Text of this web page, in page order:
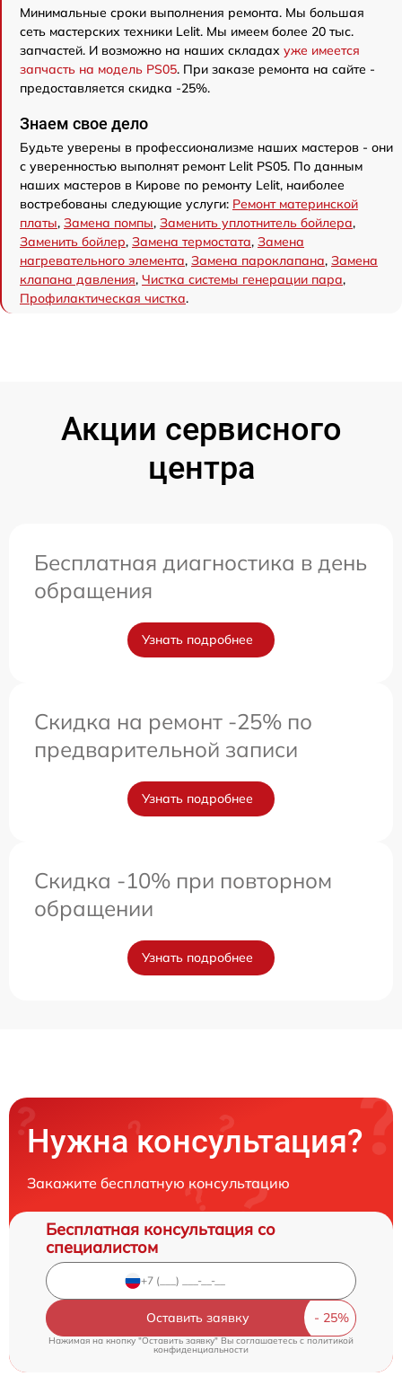
Минимальные сроки выполнения ремонта. Мы большая
сеть мастерских техники Lelit. Мы имеем более 20 тыс.
запчастей. И возможно на наших складах уже имеется
запчасть на модель PS05. При заказе ремонта на сайте -
предоставляется скидка -25%.
Знаем свое дело
Будьте уверены в профессионализме наших мастеров - они
с уверенностью выполнят ремонт Lelit PS05. По данным
наших мастеров в Кирове по ремонту Lelit, наиболее
востребованы следующие услуги: Ремонт материнской
платы, Замена помпы, Заменить уплотнитель бойлера,
Заменить бойлер, Замена термостата, Замена
нагревательного элемента, Замена пароклапана, Замена
клапана давления, Чистка системы генерации пара,
Профилактическая чистка.
Акции сервисного
центра
Бесплатная диагностика в день
обращения
Узнать подробнее
Скидка на ремонт -25% по
предварительной записи
Узнать подробнее
Скидка -10% при повторном
обращении
Узнать подробнее
Нужна консультация?
Закажите бесплатную консультацию
Бесплатная консультация со
специалистом
Оставить заявку
Нажимая на кнопку "Оставить заявку" Вы соглашаетесь cполитикой
конфиденциальности